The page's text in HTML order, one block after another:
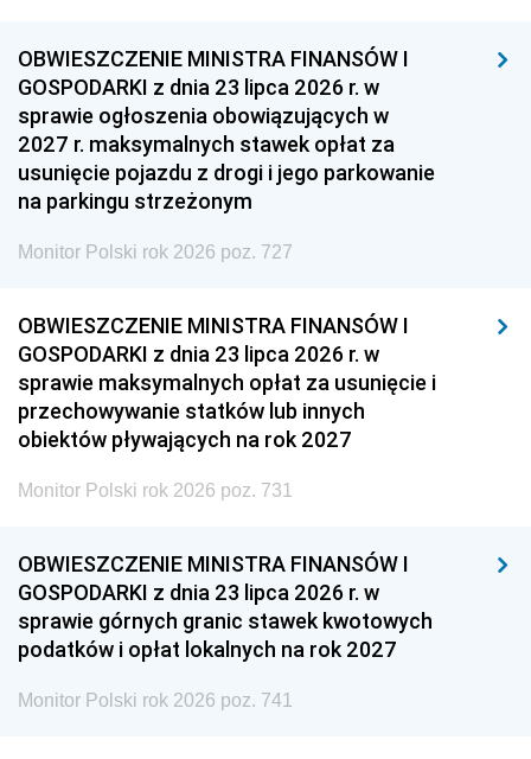
OBWIESZCZENIE MINISTRA FINANSÓW I
GOSPODARKI z dnia 23 lipca 2026 r. w
sprawie ogłoszenia obowiązujących w
2027 r. maksymalnych stawek opłat za
usunięcie pojazdu z drogi i jego parkowanie
na parkingu strzeżonym
Monitor Polski rok 2026 poz. 727
OBWIESZCZENIE MINISTRA FINANSÓW I
GOSPODARKI z dnia 23 lipca 2026 r. w
sprawie maksymalnych opłat za usunięcie i
przechowywanie statków lub innych
obiektów pływających na rok 2027
Monitor Polski rok 2026 poz. 731
OBWIESZCZENIE MINISTRA FINANSÓW I
GOSPODARKI z dnia 23 lipca 2026 r. w
sprawie górnych granic stawek kwotowych
podatków i opłat lokalnych na rok 2027
Monitor Polski rok 2026 poz. 741